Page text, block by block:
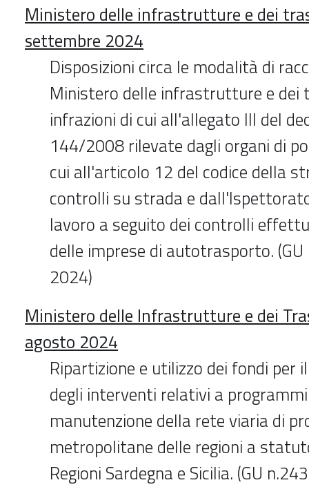
Ministero delle infrastrutture e dei
settembre 2024
Disposizioni circa le modalità di
Ministero delle infrastrutture e dei
infrazioni di cui all'allegato III del
144/2008 rilevate dagli organi di
cui all'articolo 12 del codice della
controlli su strada e
lavoro a seguito dei controlli
delle imprese di autotrasporto.
2024)
Ministero delle Infrastrutture e dei
agosto 2024
Ripartizione e utilizzo dei fondi per
degli interventi relativi a
manutenzione della rete viaria di
metropolitane delle regioni a
Regioni Sardegna e Sicilia. (GU